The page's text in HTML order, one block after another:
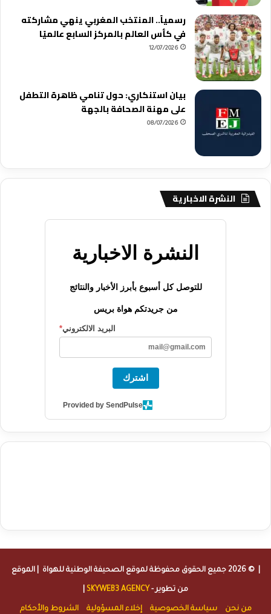
رسمياً.. المنتخب المغربي ينهي مشاركته
في كأس العالم بالمركز السابع عالميًا
12/07/2026
بيان استنكاري: حول تنامي ظاهرة التطفل
على مهنة الصحافة بالجهة
08/07/2026
النشرة الاخبارية
النشرة الاخبارية
للتوصل كل أسبوع بأبرز الأخبار والنتائج
من جريدتكم هواة بريس
البريد الالكتروني*
اشترك
Provided by SendPulse
| © 2026 جميع الحقوق محفوظة لموقع الصحيفة الوطنية للهواة | الموقع
من تطوير - SKYWEB3 AGENCY
من نحن سياسة الخصوصية إخلاء المسؤولية الشروط والأحكام